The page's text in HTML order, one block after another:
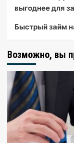
выгоднее для
Быстрый займ
Возможно, вы